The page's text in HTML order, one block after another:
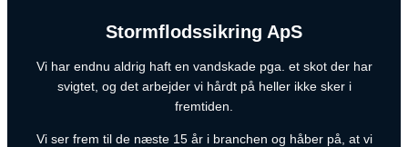
Stormflodssikring ApS
Vi har endnu aldrig haft en vandskade pga. et skot der har
svigtet, og det arbejder vi hårdt på heller ikke sker i
fremtiden.
Vi ser frem til de næste 15 år i branchen og håber på, at vi